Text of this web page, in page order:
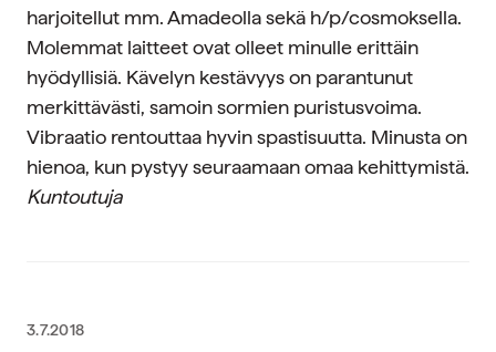
harjoitellut mm. Amadeolla sekä h/p/cosmoksella.
Molemmat laitteet ovat olleet minulle erittäin
hyödyllisiä. Kävelyn kestävyys on parantunut
merkittävästi, samoin sormien puristusvoima.
Vibraatio rentouttaa hyvin spastisuutta. Minusta on
hienoa, kun pystyy seuraamaan omaa kehittymistä.
Kuntoutuja
3.7.2018